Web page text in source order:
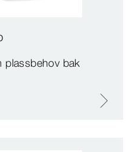
plassbehov bak